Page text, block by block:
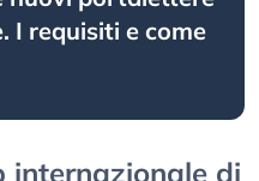
I requisiti e come
internazionale di